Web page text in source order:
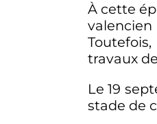
À cette
travaux
Le19
stade de